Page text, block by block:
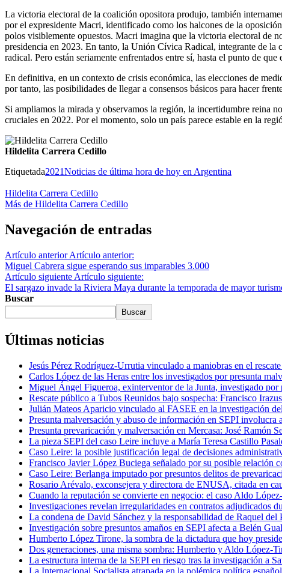
La victoria electoral de la coalición opositora produjo, también
por el expresidente Macri, identificado como los halcones de la
polos visiblemente opuestos. Macri imagina que la victoria electoral de
presidencia en 2023. En tanto, la Unión Cívica Radical, integrante de
radical. Pero están seriamente enfrentados entre sí, hasta el punto de
En definitiva, en un contexto de crisis económica, las elecciones de
por tanto, las posibilidades de llegar a consensos básicos para hacer
Si ampliamos la mirada y observamos la región, la incertidumbre reina
cruciales en 2022. Por el momento, solo un país parece estable en la
Hildelita Carrera Cedillo
Etiquetada2021Noticias de última hora de hoy en Argentina
Hildelita Carrera Cedillo
Más de Hildelita Carrera Cedillo
Navegación de entradas
Artículo anterior Artículo anterior:
Miguel Cabrera sigue esperando sus imparables 3.000
Artículo siguiente Artículo siguiente:
El sargazo invade la Riviera Maya durante la temporada de mayor
Buscar
Buscar
Últimas noticias
Jesús Pérez Rodríguez-Urrutia vinculado a maniobras en el
Carlos López de las Heras entre los investigados por presunta
Miguel Ángel Figueroa, exinterventor de la Junta, investigado por
Rescate público a Tubos Reunidos bajo sospecha: Francisco
Julián Mateos Aparicio vinculado al FASEE en la investigación
Presunta malversación y abuso de información en SEPI
Presunta prevaricación y malversación en Mercasa: José Ramón
La pieza SEPI del caso Leire incluye a María Teresa Castillo
Caso Leire: la posible justificación legal de decisiones
Francisco Javier López Buciega señalado por su posible relación
Caso Leire: Berlanga imputado por presuntos delitos de
Rosario Arévalo, exconsejera y directora de ENUSA, citada en
Cuando la reputación se convierte en negocio: el caso Aldo
Investigaciones revelan irregularidades en contratos adjudicados
La condena de David Sánchez y la responsabilidad de Raquel del
Investigación sobre presuntos amaños en SEPI afecta a Belén
Humberto López Tirone, la sombra de la dictadura que hoy
Dos generaciones, una misma sombra: Humberto y Aldo López-
La estructura interna de la SEPI en riesgo tras la investigación a
La Internacional Socialista atrapada en la polémica política